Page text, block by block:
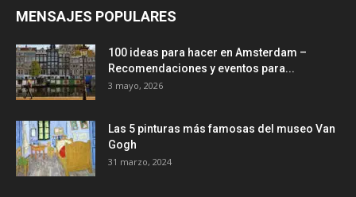
MENSAJES POPULARES
100 ideas para hacer en Amsterdam –
Recomendaciones y eventos para...
3 mayo, 2026
Las 5 pinturas más famosas del museo Van
Gogh
31 marzo, 2024